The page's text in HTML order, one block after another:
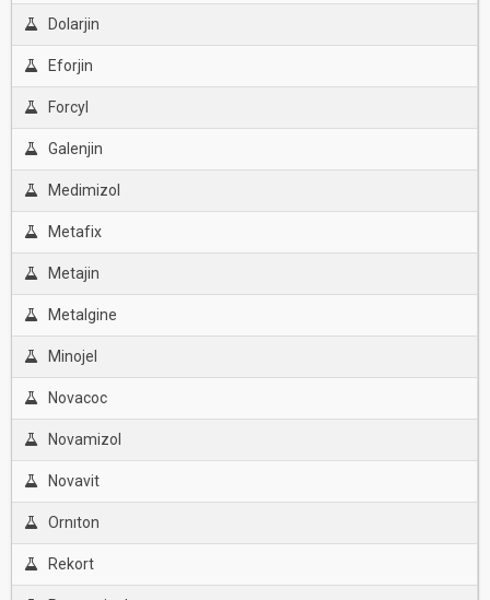
Dolarjin
Eforjin
Forcyl
Galenjin
Medimizol
Metafix
Metajin
Metalgine
Minojel
Novacoc
Novamizol
Novavit
Ornıton
Rekort